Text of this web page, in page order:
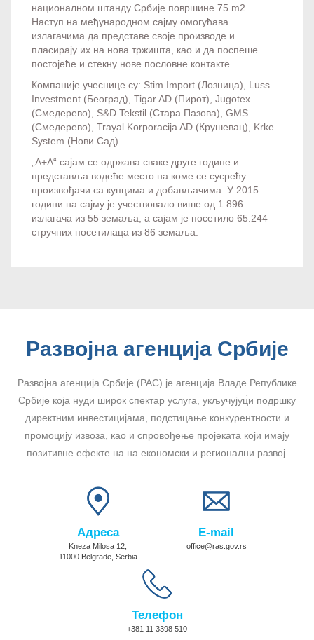
националном штанду Србије површине 75 m2.
Наступ на међународном сајму омогућава
излагачима да представе своје производе и
пласирају их на нова тржишта, као и да поспеше
постојеће и стекну нове пословне контакте.
Компаније учеснице су: Stim Import (Лозница), Luss
Investment (Београд), Tigar AD (Пирот), Jugotex
(Смедерево), S&D Tekstil (Стара Пазова), GMS
(Смедерево), Trayal Korporacija AD (Крушевац), Krke
System (Нови Сад).
„А+А“ сајам се одржава сваке друге године и
представља водеће место на коме се сусрећу
произвођачи са купцима и добављачима. У 2015.
години на сајму је учествовало више од 1.896
излагача из 55 земаља, а сајам је посетило 65.244
стручних пoсeтилaцa из 86 зeмaљa.
Развојна агенција Србије
Развојна агенција Србије (РАС) је агенција Владе Републике
Србије која нуди широк спектар услуга, укључујуц́и подршку
директним инвестицијама, подстицање конкурентности и
промоцију извоза, као и спровођење пројеката који имају
позитивне ефекте на на економски и регионални развој.
Адреса
Kneza Milosa 12,
11000 Belgrade, Serbia
E-mail
office@ras.gov.rs
Телефон
+381 11 3398 510